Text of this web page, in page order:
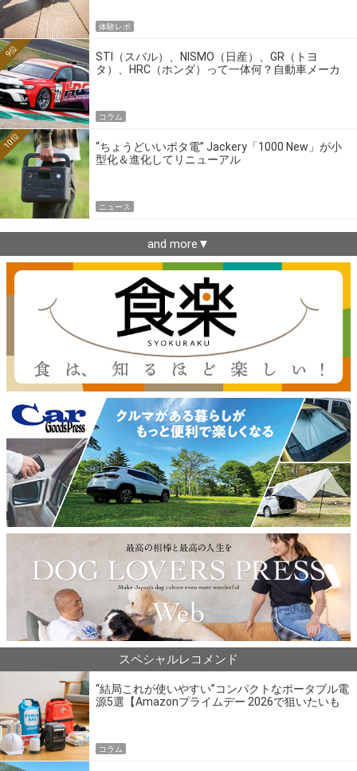
体験レポ
STI（スバル）、NISMO（日産）、GR（トヨ
タ）、HRC（ホンダ）って一体何？自動車メーカ
9位
コラム
“ちょうどいいポタ電” Jackery「1000 New」が小
型化＆進化してリニューアル
10位
ニュース
and more▼
スペシャルレコメンド
“結局これが使いやすい”コンパクトなポータブル電
源5選【Amazonプライムデー 2026で狙いたいも
コラム